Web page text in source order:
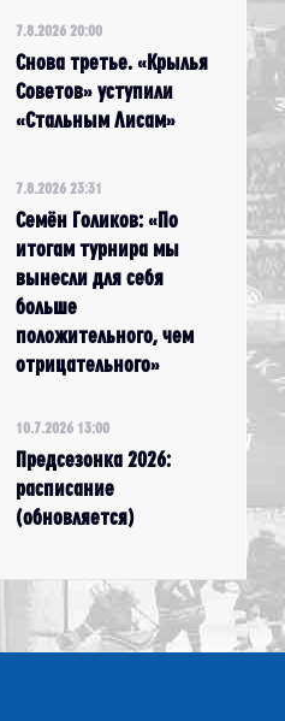
7.8.2026 20:00
Снова третье. «Крылья
Советов» уступили
«Стальным Лисам»
7.8.2026 23:31
Семён Голиков: «По
итогам турнира мы
вынесли для себя
больше
положительного, чем
отрицательного»
10.7.2026 13:00
Предсезонка 2026:
расписание
(обновляется)